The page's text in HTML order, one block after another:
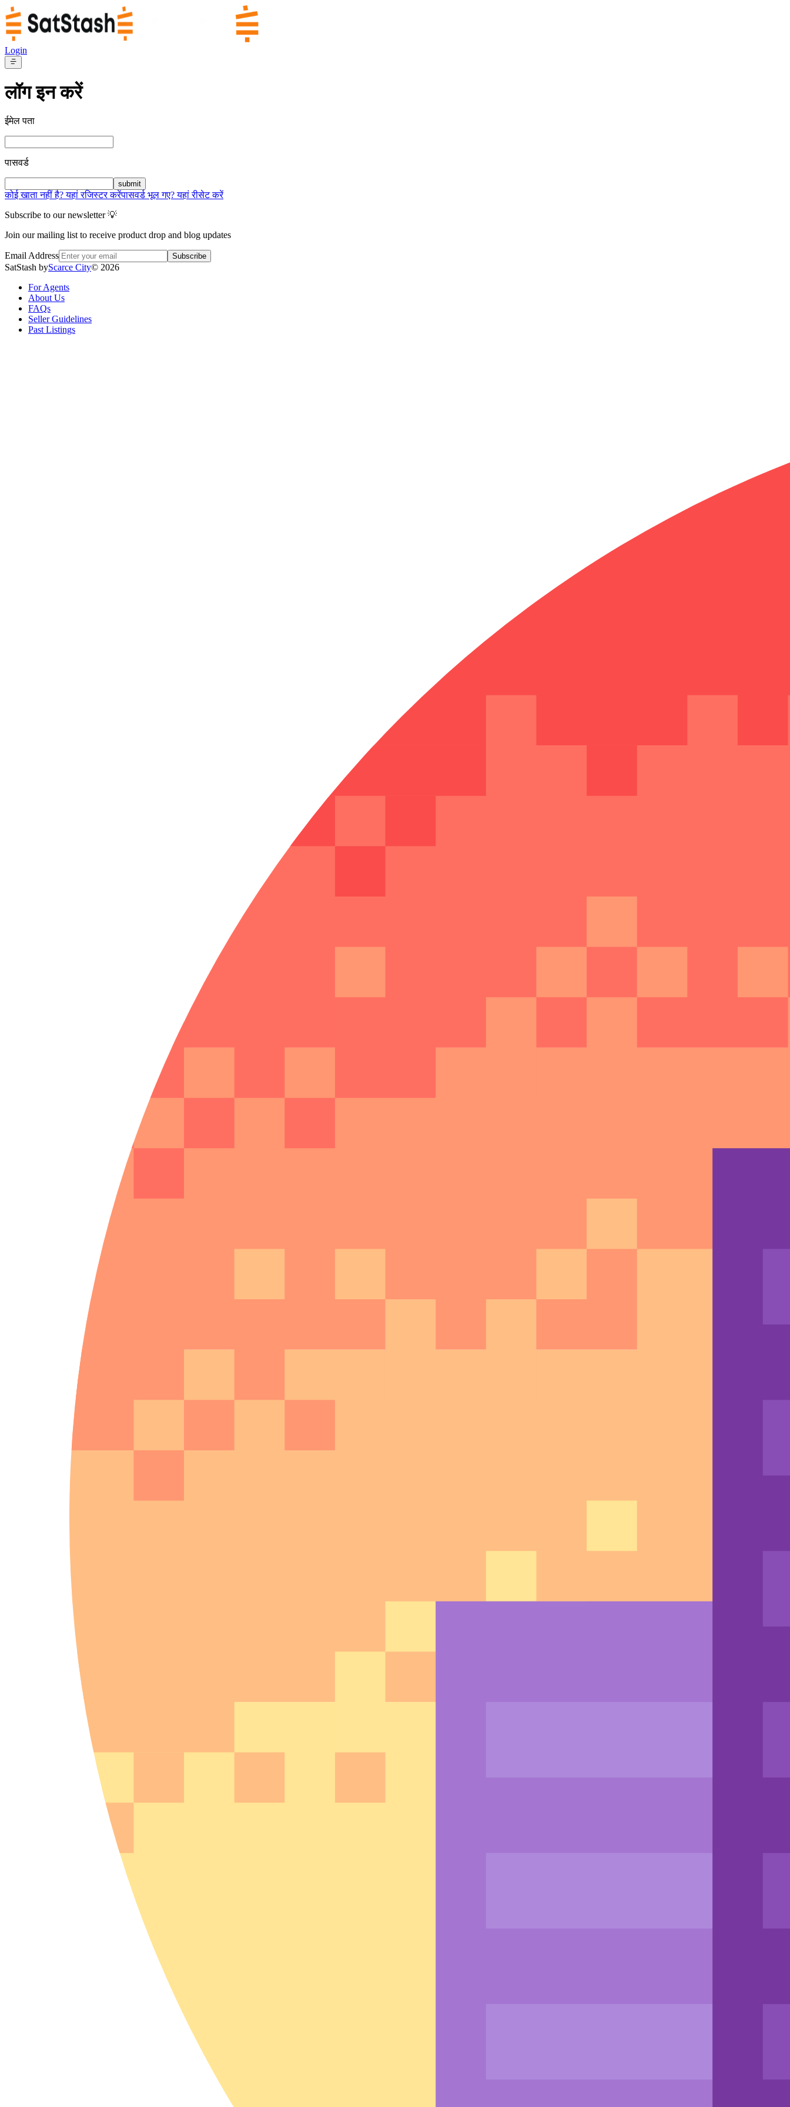
Login
लॉग इन करें
ईमेल पता
पासवर्ड
submit
कोई खाता नहीं है? यहां रजिस्टर करेंपासवर्ड भूल गए? यहां रीसेट करें
Subscribe to our newsletter 💡
Join our mailing list to receive product drop and blog updates
Email Address Subscribe
SatStash byScarce City© 2026
For Agents
About Us
FAQs
Seller Guidelines
Past Listings